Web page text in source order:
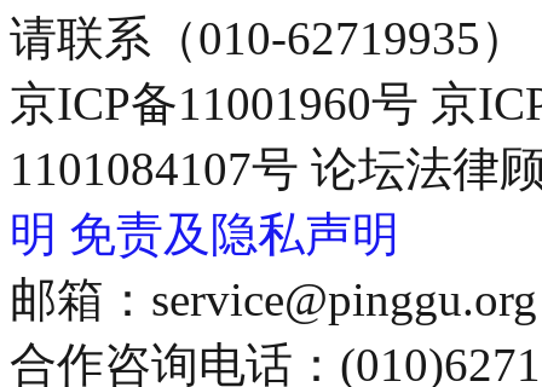
请联系（010-62719935）
京ICP备11001960号 京
1101084107号 论坛法律
明 免责及隐私声明
邮箱：service@pinggu.org
合作咨询电话：